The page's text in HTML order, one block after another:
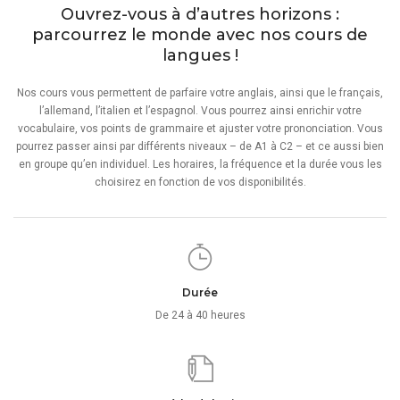
Ouvrez-vous à d’autres horizons :
parcourrez le monde avec nos cours de
langues !
Nos cours vous permettent de parfaire votre anglais, ainsi que le français,
l’allemand, l’italien et l’espagnol. Vous pourrez ainsi enrichir votre
vocabulaire, vos points de grammaire et ajuster votre prononciation. Vous
pourrez passer ainsi par différents niveaux – de A1 à C2 – et ce aussi bien
en groupe qu’en individuel. Les horaires, la fréquence et la durée vous les
choisirez en fonction de vos disponibilités.
Durée
De 24 à 40 heures